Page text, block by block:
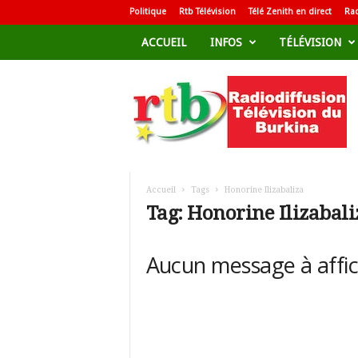
Politique Rtb Télévision Télé Zenith en direct
ACCUEIL INFOS TÉLÉVISION
d
i
Accueil Tags Honorine Ilizabaliza
Tag: Honorine
Aucun message à